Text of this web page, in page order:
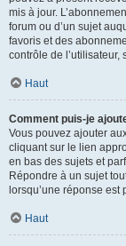
mis à jour.
forum ou d’un sujet
favoris et des
contrôle de l’utilisateur,
Haut
Comment puis-je
Vous pouvez ajouter
cliquant sur le lien
en bas des sujets et
Répondre à un sujet
lorsqu’une réponse
Haut